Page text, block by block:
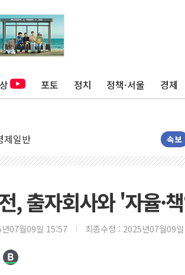
포토 정치 정책·서울 경제
제일반 속보
, 출자회사와 '자율·
07월09일 15:57 최종수정 : 2025년07월09